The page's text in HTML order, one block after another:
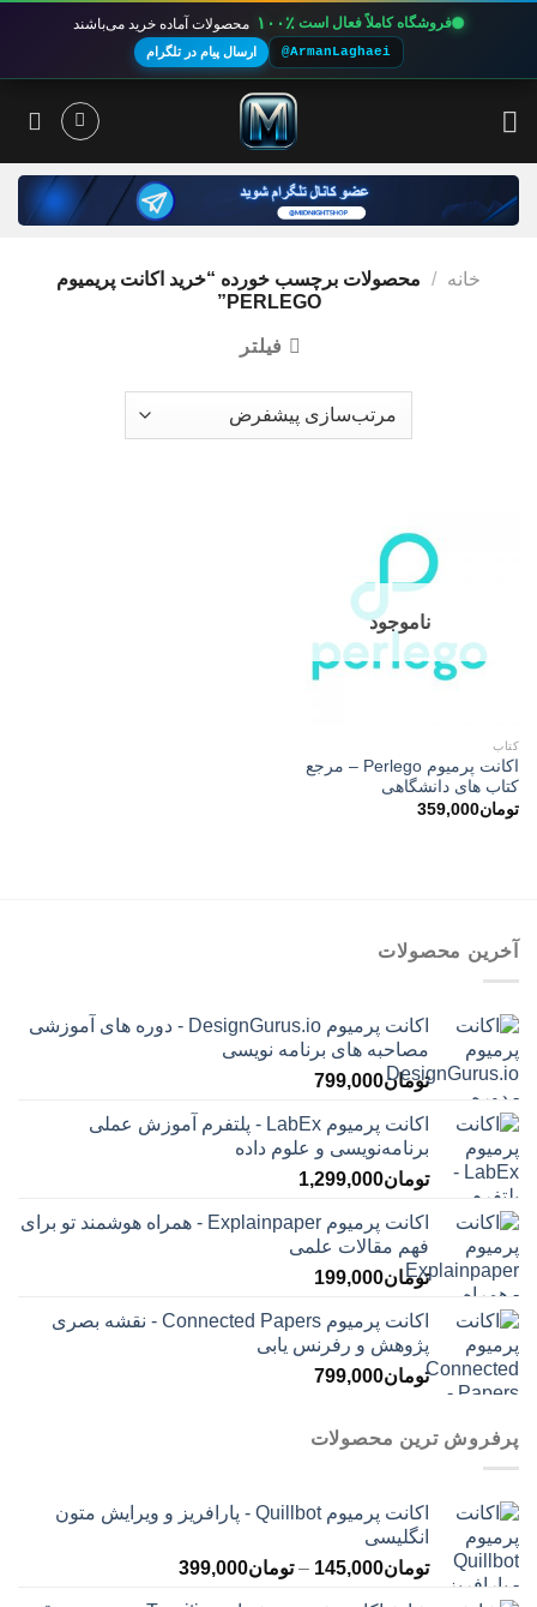
فروشگاه کاملاً فعال است ۱۰۰٪ محصولات آماده خرید می‌باشند
@ArmanLaghaei ارسال پیام در تلگرام
خانه / محصولات برچسب خورده “خرید اکانت پریمیوم
PERLEGO”
فیلتر
ناموجود
کتاب
اکانت پرمیوم Perlego – مرجع
کتاب های دانشگاهی
تومان359,000
آخرین محصولات
اکانت پرمیوم DesignGurus.io - دوره ‌های آموزشی
مصاحبه ‌های برنامه نویسی
تومان799,000
اکانت پرمیوم LabEx - پلتفرم آموزش عملی
برنامه‌نویسی و علوم داده
تومان1,299,000
اکانت پرمیوم Explainpaper - همراه هوشمند تو برای
فهم مقالات علمی
تومان199,000
اکانت پرمیوم Connected Papers - نقشه بصری
پژوهش و رفرنس یابی
تومان799,000
پرفروش ترین محصولات
اکانت پرمیوم Quillbot - پارافریز و ویرایش متون
انگلیسی
تومان145,000
– تومان399,000محدوده